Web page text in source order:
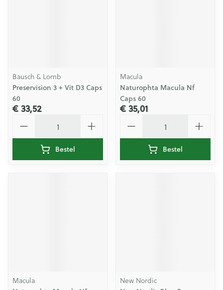
Bausch & Lomb
Preservision 3 + Vit D3 Caps
60
€ 33,52
Bestel
Macula
Naturophta Macula Nf
Caps 60
€ 35,01
Bestel
Macula New Nordic